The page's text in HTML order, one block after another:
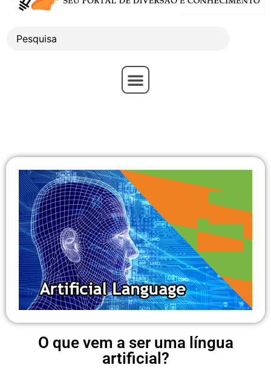
O que vem a ser uma língua
artificial?